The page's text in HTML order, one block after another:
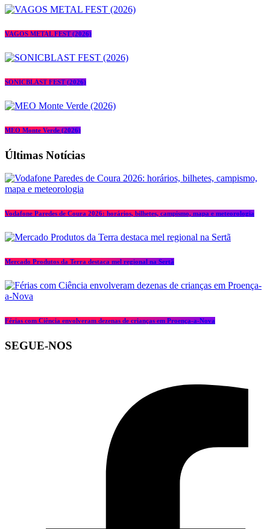
VAGOS METAL FEST (2026)
SONICBLAST FEST (2026)
MEO Monte Verde (2026)
Últimas Notícias
Vodafone Paredes de Coura 2026: horários, bilhetes, campismo, mapa e meteorologia
Mercado Produtos da Terra destaca mel regional na Sertã
Férias com Ciência envolveram dezenas de crianças em Proença-a-Nova
SEGUE-NOS